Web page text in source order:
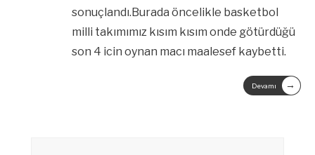
sonuçlandı.Burada öncelikle basketbol
milli takımımız kısım kısım onde götürdüğü
son 4 icin oynan macı maalesef kaybetti.
Devamı →